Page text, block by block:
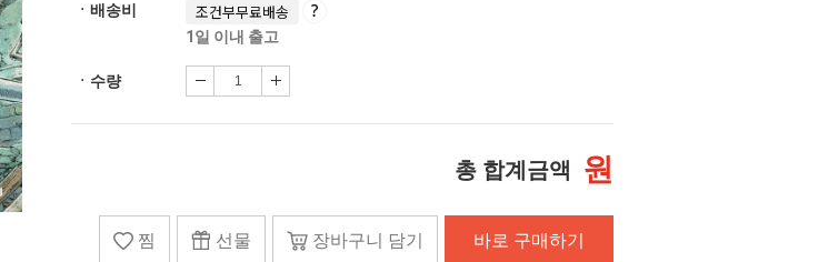
ㆍ배송비 조건부무료배송
1일 이내 출고
ㆍ수량
총 합계금액 원
찜 선물 장바구니 담기 바로 구매하기